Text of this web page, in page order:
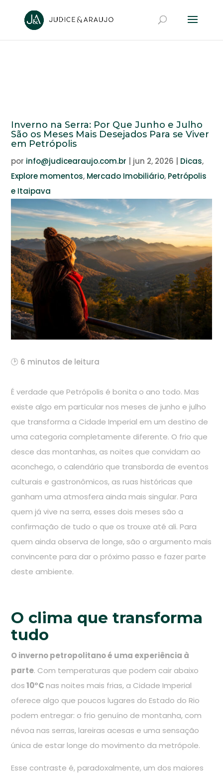
Inverno na Serra: Por Que Junho e Julho
São os Meses Mais Desejados Para se Viver
em Petrópolis
por info@judicearaujo.com.br jun 2, 2026 Dicas,
Explore momentos, Mercado Imobiliário, Petrópolis
e Itaipava
🕑 6 minutos de leitura
É verdade que Petrópolis é bonita o ano todo. Mas
existe algo em particular nos meses de junho e julho
que transforma a Cidade Imperial em um destino de
uma categoria completamente diferente. O frio que
desce das montanhas, as noites que convidam ao
aconchego, o calendário que transborda de eventos
culturais e gastronômicos, as ruas históricas que
ganham uma atmosfera ainda mais singular. Para
quem já vive na serra, esses dois meses são a
confirmação de tudo o que os trouxe até ali. Para
quem ainda observa de longe, são o argumento mais
convincente para dar o próximo passo e fazer parte
deste ambiente.
O clima que transforma
tudo
O inverno petropolitano é uma experiência à
parte. Com temperaturas que podem cair abaixo
dos10°Cnas noites mais frias, a Cidade Imperial
oferece algo que poucos lugares do Estado do Rio
podem entregar: o frio genuíno de montanha, com
névoa nas serras, lareiras acesas e uma sensação
única de estar longe do movimento da metrópole.
Esse contraste é, paradoxalmente, um dos maiores